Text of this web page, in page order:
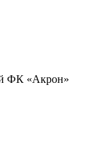
ФК «Акрон»